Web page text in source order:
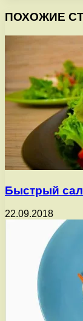
ПОХОЖИЕ
Быстрый
22.09.2018